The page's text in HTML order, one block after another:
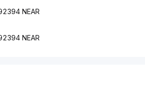
NEAR
NEAR